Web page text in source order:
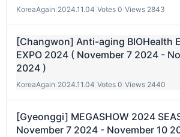
KoreaAgain 2024.11.04 Votes 0 Views 2843
[Changwon] Anti-aging BIOHealth
EXPO 2024 ( November 7 2024 -
2024 )
KoreaAgain 2024.11.04 Votes 0 Views 2440
[Gyeonggi] MEGASHOW 2024
November 7 2024 - November 10